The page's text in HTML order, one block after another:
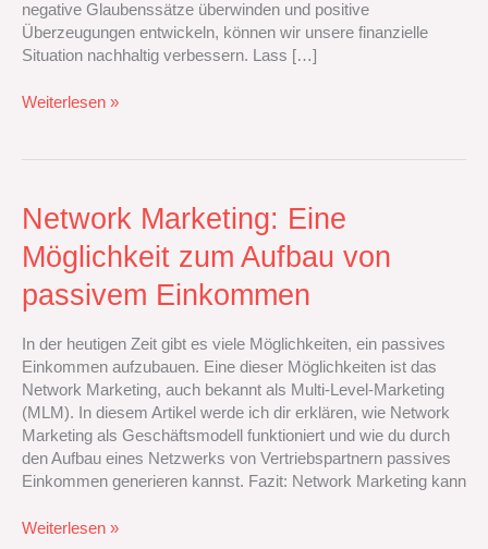
negative Glaubenssätze überwinden und positive
Überzeugungen entwickeln, können wir unsere finanzielle
Situation nachhaltig verbessern. Lass […]
Reichtum
aufbaust
Weiterlesen »
Network Marketing: Eine
Möglichkeit zum Aufbau von
passivem Einkommen
In der heutigen Zeit gibt es viele Möglichkeiten, ein passives
Einkommen aufzubauen. Eine dieser Möglichkeiten ist das
Network Marketing, auch bekannt als Multi-Level-Marketing
(MLM). In diesem Artikel werde ich dir erklären, wie Network
Marketing als Geschäftsmodell funktioniert und wie du durch
den Aufbau eines Netzwerks von Vertriebspartnern passives
Einkommen generieren kannst. Fazit: Network Marketing kann
Network
Marketing:
Eine
Möglichkeit
zum
von
passivem
Einkommen
Weiterlesen »